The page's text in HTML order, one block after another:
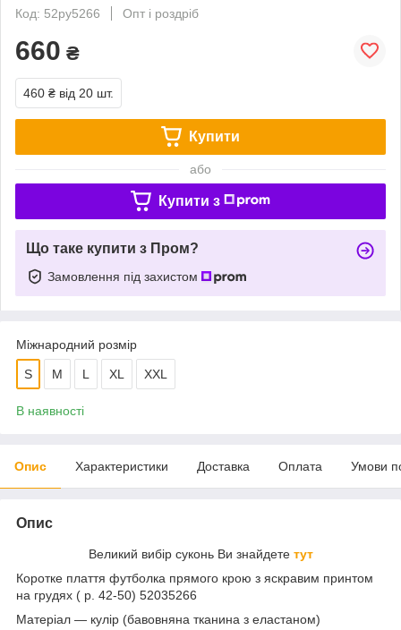
Код: 52py5266
Опт і роздріб
660 ₴
460 ₴ від 20 шт.
Купити
або
Купити з
Що таке купити з Пром?
Замовлення під захистом
Міжнародний розмір
S M L XL XXL
В наявності
Опис Характеристики Доставка Оплата Умови
Опис
Великий вибір суконь Ви знайдете тут
Коротке плаття футболка прямого крою з яскравим принтом
на грудях ( р. 42-50) 52035266
Матеріал — кулір (бавовняна тканина з еластаном)